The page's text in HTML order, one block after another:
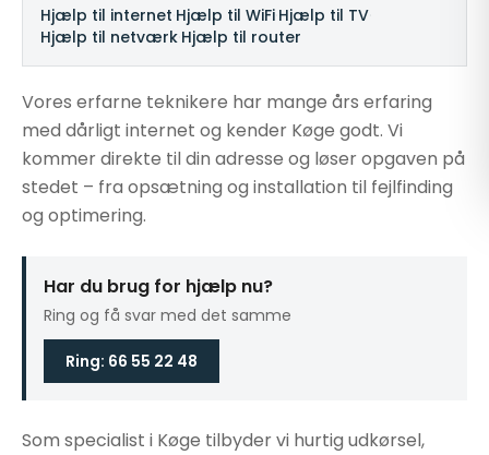
Hjælp til internet Hjælp til WiFi Hjælp til TV
Hjælp til netværk Hjælp til router
Vores erfarne teknikere har mange års erfaring
med dårligt internet og kender Køge godt. Vi
kommer direkte til din adresse og løser opgaven på
stedet – fra opsætning og installation til fejlfinding
og optimering.
Har du brug for hjælp nu?
Ring og få svar med det samme
Ring: 66 55 22 48
Som specialist i Køge tilbyder vi hurtig udkørsel,